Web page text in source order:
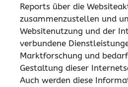
Reports über die
zusammenzustellen und
Websitenutzung und der
verbundene
Marktforschung und
Gestaltung dieser
Auch werden diese